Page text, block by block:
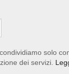
solo
dei servizi.